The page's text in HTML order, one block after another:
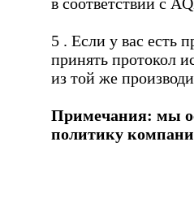
5 . Если у вас есть
принять протокол
из той же
Примечания: мы
политику